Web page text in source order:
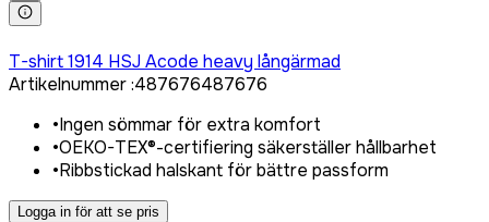
T-shirt 1914 HSJ Acode heavy långärmad
Artikelnummer:487676487676
•Ingen sömmar för extra komfort
•OEKO-TEX®-certifiering säkerställer hållbarhet
•Ribbstickad halskant för bättre passform
Logga in för att se pris